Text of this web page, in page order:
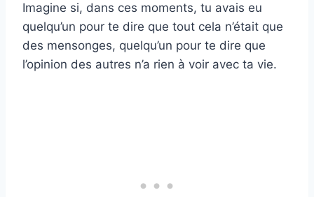
Imagine si, dans ces moments, tu avais eu
quelqu’un pour te dire que tout cela n’était que
des mensonges, quelqu’un pour te dire que
l’opinion des autres n’a rien à voir avec ta vie.